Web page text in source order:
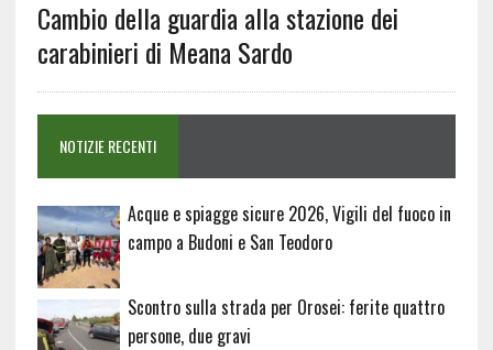
Cambio della guardia alla stazione dei
carabinieri di Meana Sardo
NOTIZIE RECENTI
Acque e spiagge sicure 2026, Vigili del fuoco in
campo a Budoni e San Teodoro
Scontro sulla strada per Orosei: ferite quattro
persone, due gravi